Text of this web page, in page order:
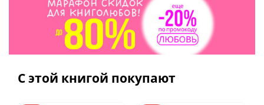
«Приключения Ежика. Весна»
«Приключения Ежика. Осень»
«Приключения Ежика. Зима»
С этой книгой покупают